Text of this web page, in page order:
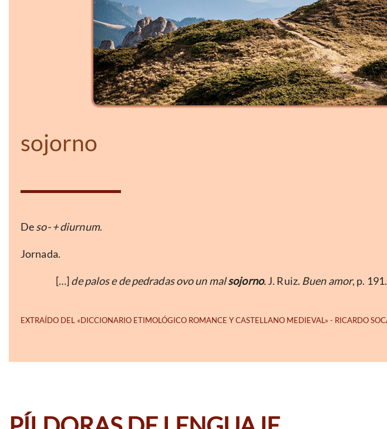
sojorno
Deso- + diurnum.
Jornada.
[…]de palos e de pedradas ovo un malsojorno.J. Ruiz. Buen amor, p. 191.